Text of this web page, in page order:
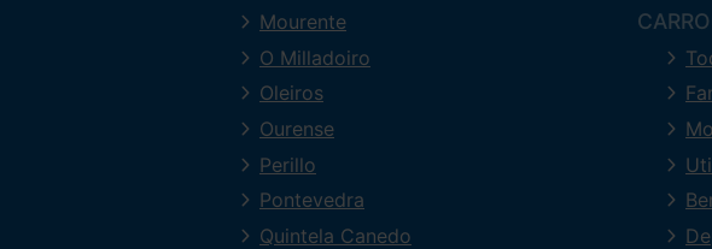
Mourente
O Milladoiro
Oleiros
Ourense
Perillo
Pontevedra
Quintela Canedo